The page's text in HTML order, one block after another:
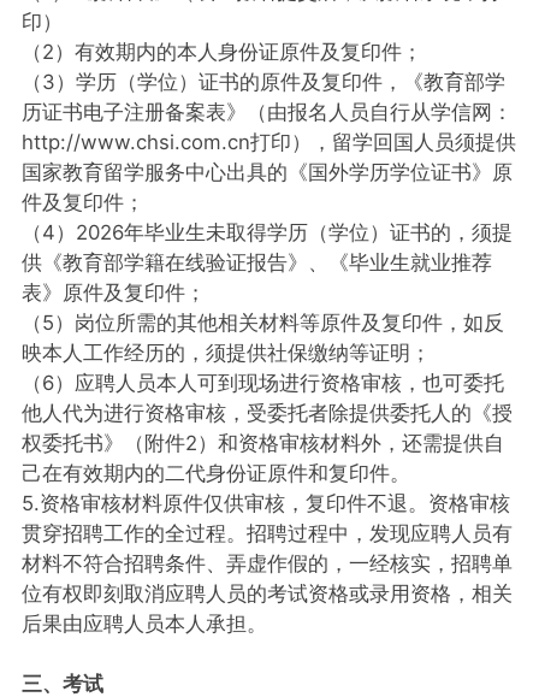
印）
（2）有效期内的本人身份证原件及复印件；
（3）学历（学位）证书的原件及复印件，《教育部学
历证书电子注册备案表》（由报名人员自行从学信网：
http://www.chsi.com.cn打印），留学回国人员须提供
国家教育留学服务中心出具的《国外学历学位证书》原
件及复印件；
（4）2026年毕业生未取得学历（学位）证书的，须提
供《教育部学籍在线验证报告》、《毕业生就业推荐
表》原件及复印件；
（5）岗位所需的其他相关材料等原件及复印件，如反
映本人工作经历的，须提供社保缴纳等证明；
（6）应聘人员本人可到现场进行资格审核，也可委托
他人代为进行资格审核，受委托者除提供委托人的《授
权委托书》（附件2）和资格审核材料外，还需提供自
己在有效期内的二代身份证原件和复印件。
5.资格审核材料原件仅供审核，复印件不退。资格审核
贯穿招聘工作的全过程。招聘过程中，发现应聘人员有
材料不符合招聘条件、弄虚作假的，一经核实，招聘单
位有权即刻取消应聘人员的考试资格或录用资格，相关
后果由应聘人员本人承担。
三、考试